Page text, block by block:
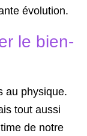
évolution.
le bien-
au physique.
tout aussi
de notre